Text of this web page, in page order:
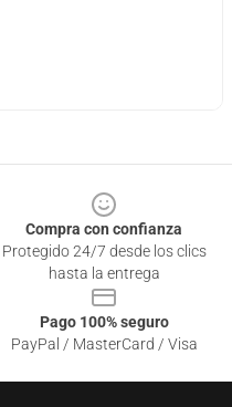
Compra con confianza
Protegido 24/7 desde los clics
hasta la entrega
Pago 100% seguro
PayPal / MasterCard / Visa